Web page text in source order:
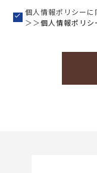
個人情報ポリシーに
＞＞個人情報ポリシ